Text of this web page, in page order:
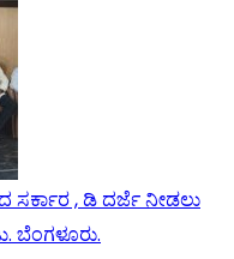
ಸರ್ಕಾರ , ಡಿ ದರ್ಜೆ ನೀಡಲು
ಬೆಂಗಳೂರು.